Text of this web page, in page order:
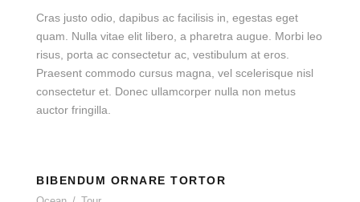
Cras justo odio, dapibus ac facilisis in, egestas eget
quam. Nulla vitae elit libero, a pharetra augue. Morbi leo
risus, porta ac consectetur ac, vestibulum at eros.
Praesent commodo cursus magna, vel scelerisque nisl
consectetur et. Donec ullamcorper nulla non metus
auctor fringilla.
BIBENDUM ORNARE TORTOR